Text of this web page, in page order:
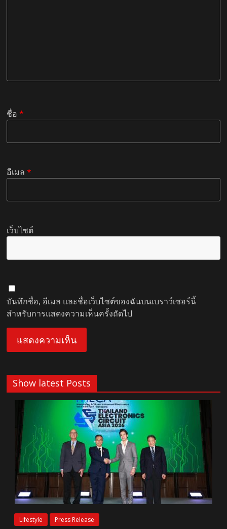
ชื่อ*
อีเมล*
เว็บไซต์
บันทึกชื่อ, อีเมล และชื่อเว็บไซต์ของฉันบนเบราว์เซอร์นี้
สำหรับการแสดงความเห็นครั้งถัดไป
Show latest Posts
Lifestyle Press Release